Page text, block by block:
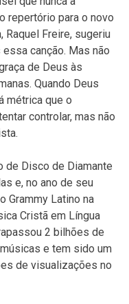
repertório para o novo
Raquel Freire, sugeriu
canção. Mas não
de Deus às
Quando Deus
métrica que o
controlar, mas não
de Disco de Diamante
e, no ano de seu
Grammy Latino na
Cristã em Língua
2 bilhões de
e tem sido um
de visualizações no